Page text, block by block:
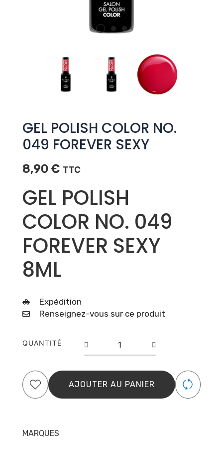
GEL POLISH COLOR NO.
049 FOREVER SEXY
8,90 € TTC
GEL POLISH
COLOR NO. 049
FOREVER SEXY
8ML
Expédition
Renseignez-vous sur ce produit
QUANTITÉ
POLISH
NO.
049
AJOUTER AU PANIER
MARQUES